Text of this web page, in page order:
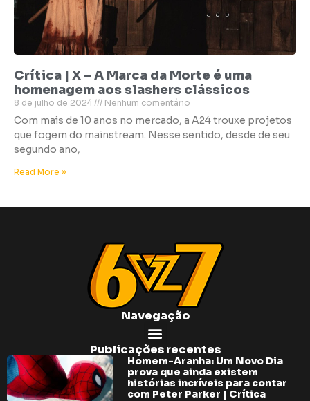
Crítica | X – A Marca da Morte é uma
homenagem aos slashers clássicos
8 de julho de 2024 Nenhum comentário
Com mais de 10 anos no mercado, a A24 trouxe projetos
que fogem do mainstream. Nesse sentido, desde de seu
segundo ano,
Read More »
Navegação
Publicações recentes
Homem-Aranha: Um Novo Dia
prova que ainda existem
histórias incríveis para contar
com Peter Parker | Crítica